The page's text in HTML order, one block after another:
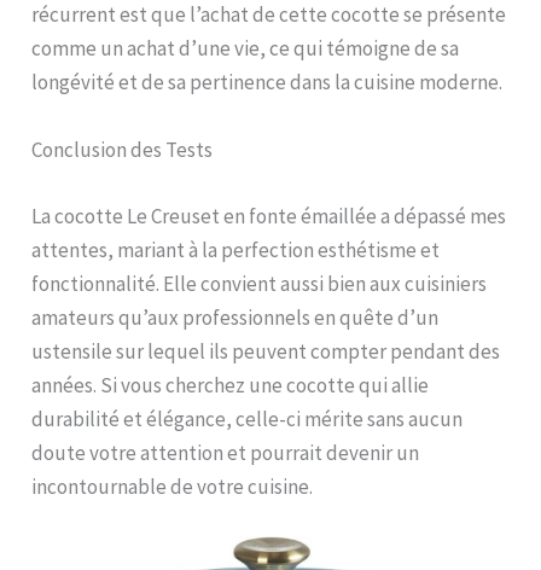
récurrent est que l’achat de cette cocotte se présente
comme un achat d’une vie, ce qui témoigne de sa
longévité et de sa pertinence dans la cuisine moderne.
Conclusion des Tests
La cocotte Le Creuset en fonte émaillée a dépassé mes
attentes, mariant à la perfection esthétisme et
fonctionnalité. Elle convient aussi bien aux cuisiniers
amateurs qu’aux professionnels en quête d’un
ustensile sur lequel ils peuvent compter pendant des
années. Si vous cherchez une cocotte qui allie
durabilité et élégance, celle-ci mérite sans aucun
doute votre attention et pourrait devenir un
incontournable de votre cuisine.